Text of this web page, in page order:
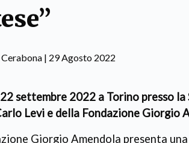
| 29 Agosto 2022
settembre 2022 a Torino presso
Levi e della Fondazione Giorgio
Giorgio Amendola presenta